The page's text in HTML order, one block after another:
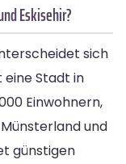
Eskisehir?
sich
eine Stadt in
Einwohnern,
und
günstigen